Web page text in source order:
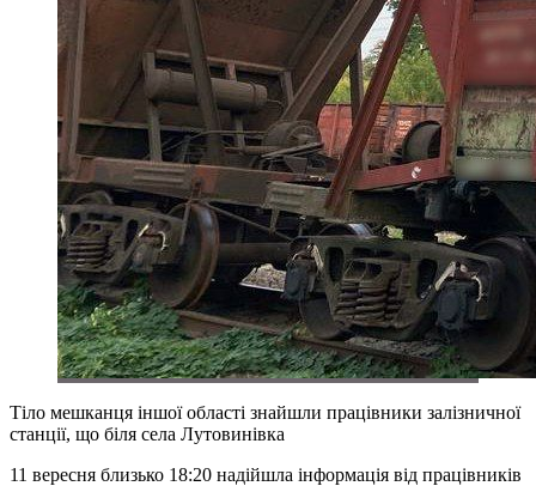
Тіло мешканця іншої області знайшли працівники залізничної
станції, що біля села Лутовинівка
11 вересня близько 18:20 надійшла інформація від працівників